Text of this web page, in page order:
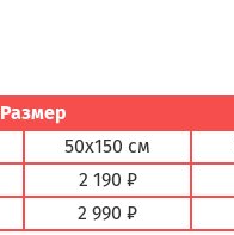
Размер
50х150 см
2 190 ₽
2 990 ₽